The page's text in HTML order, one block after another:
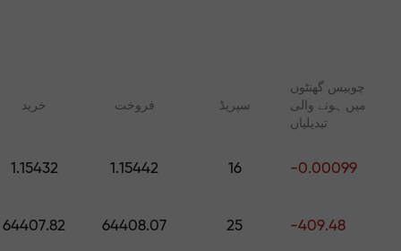
تجارت
آپ کا
خرید فروخت سپریڈ
چوبیس گھنٹوں
میں ہونے والی
تبدیلیاں
1.15432 1.15442 16 -0.00099
64407.82 64408.07 25 -409.48
مراحل کے لیے کورسز اور ویبنرز
روزانہ کی پیش گوئیاں